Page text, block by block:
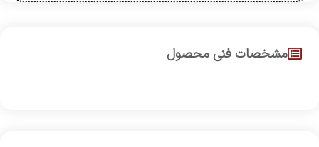
مشخصات فنی محصول